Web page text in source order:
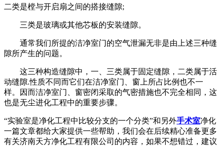
二类是樘与开启扇之间的搭接缝隙;
三类是玻璃或其他芯板的安装缝隙。
通常我们所提的洁净室门的空气泄漏无非是由上述三种缝
隙所产生的问题。
这三种构造缝隙中，一、三类属于固定缝隙，二类属于活
动缝隙.性质不同而它们在洁净室门、窗上所占比例也不一
样。因而洁净室门、窗密闭采取的气密措施也不完全相同，这
也是无尘进化工程中的重要步骤。
“实验室是净化工程中比较分支的一个分类”和另外手术室净化
一篇文章都给大家提供一些帮助，我们会在后续精心准备更多
有关济南天方净化工程有限公司的内容，如果不想错过，建议